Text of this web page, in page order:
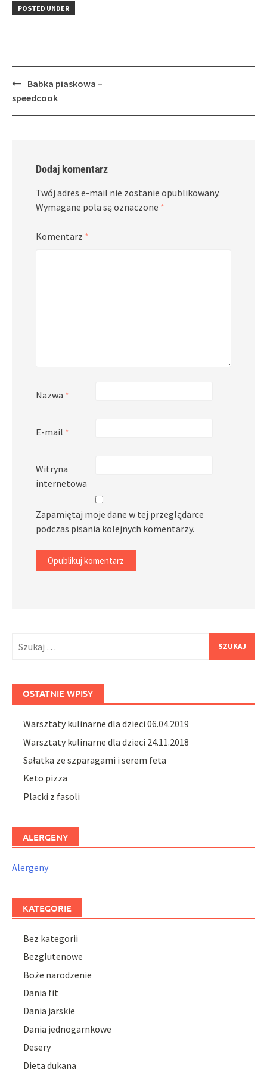
in
new
window)
POSTED UNDER
Post
navigation
Babka piaskowa –
speedcook
Dodaj komentarz
Twój adres e-mail nie zostanie opublikowany.
Wymagane pola są oznaczone *
Komentarz *
Nazwa *
E-mail *
Witryna
internetowa
Zapamiętaj moje dane w tej przeglądarce
podczas pisania kolejnych komentarzy.
OSTATNIE WPISY
Warsztaty kulinarne dla dzieci 06.04.2019
Warsztaty kulinarne dla dzieci 24.11.2018
Sałatka ze szparagami i serem feta
Keto pizza
Placki z fasoli
ALERGENY
Alergeny
KATEGORIE
Bez kategorii
Bezglutenowe
Boże narodzenie
Dania fit
Dania jarskie
Dania jednogarnkowe
Desery
Dieta dukana